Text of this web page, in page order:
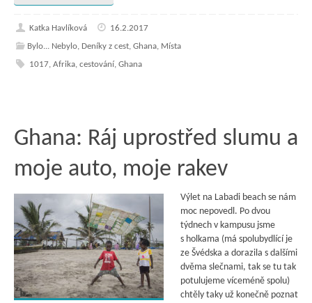
Katka Havlíková
16.2.2017
Bylo... Nebylo, Deníky z cest, Ghana, Místa
1017, Afrika, cestování, Ghana
Ghana: Ráj uprostřed slumu a
moje auto, moje rakev
Výlet na Labadi beach se nám
moc nepovedl. Po dvou
týdnech v kampusu jsme
s holkama (má spolubydlící je
ze Švédska a dorazila s dalšími
dvěma slečnami, tak se tu tak
potulujeme víceméně spolu)
chtěly taky už konečně poznat